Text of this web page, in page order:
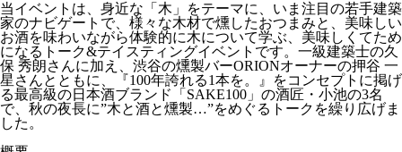
当イベントは、身近な「木」をテーマに、いま注目の若手建築
家のナビゲートで、様々な木材で燻したおつまみと、美味しい
お酒を味わいながら体験的に木について学ぶ、美味しくてため
になるトーク&テイスティングイベントです。一級建築士の久
保 秀朗さんに加え、渋谷の燻製バーORIONオーナーの押谷 一
星さんとともに、『100年誇れる1本を。』をコンセプトに掲げ
る最高級の日本酒ブランド「SAKE100」の酒匠・小池の3名
で、秋の夜長に”木と酒と燻製…”をめぐるトークを繰り広げま
した。